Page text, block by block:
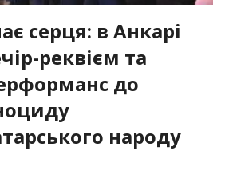
серця: в Анкарі
реквієм та
до
народу